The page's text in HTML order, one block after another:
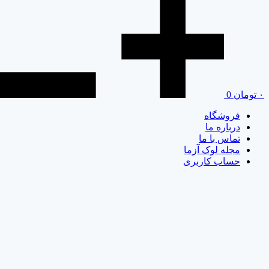
۰ تومان 0
فروشگاه
درباره ما
تماس با ما
مجله لوک آزما
حساب کاربری